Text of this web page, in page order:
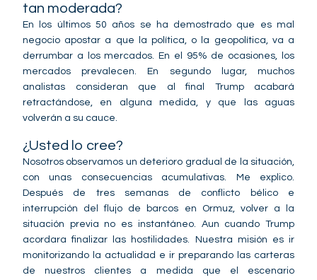
tan moderada?
En los últimos 50 años se ha demostrado que es mal
negocio apostar a que la política, o la geopolítica, va a
derrumbar a los mercados. En el 95% de ocasiones, los
mercados prevalecen. En segundo lugar, muchos
analistas consideran que al final Trump acabará
retractándose, en alguna medida, y que las aguas
volverán a su cauce.
¿Usted lo cree?
Nosotros observamos un deterioro gradual de la situación,
con unas consecuencias acumulativas. Me explico.
Después de tres semanas de conflicto bélico e
interrupción del flujo de barcos en Ormuz, volver a la
situación previa no es instantáneo. Aun cuando Trump
acordara finalizar las hostilidades. Nuestra misión es ir
monitorizando la actualidad e ir preparando las carteras
de nuestros clientes a medida que el escenario